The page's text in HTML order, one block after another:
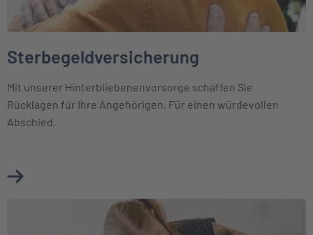
Sterbegeldversicherung
Mit unserer Hinterbliebenenvorsorge schaffen Sie
Rücklagen für Ihre Angehörigen. Für einen würdevollen
Abschied.
Mehr über Sterbegeldversicherung erfahren
Weiter zu Risikolebensversicherung